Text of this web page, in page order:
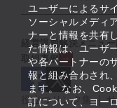
ユーザーによるサ
ソーシャルメディ
ナーと情報を共有
た情報は、ユーザ
や各パートナーの
報と組み合わされ
ます。 なお、
訂について、ヨー
経営課題解決メニュー
取組事例
役立つリンク集